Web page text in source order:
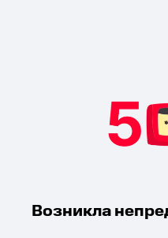
Возникла